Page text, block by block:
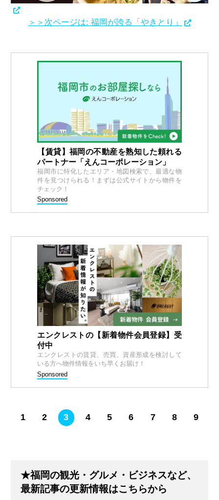
＞＞次ページは: 福岡が誇る「やきとり」
【賃貸】福岡の不動産を熟知した頼れる
パートナー「えんコーポレーション」
福岡市に特化したエリア・地図検索で、最適な物
件を見つけられる！まずは公式サイトから物件を
チェック！
Sponsored
エンクレストの【新着物件会員登録】受
付中
エンクレストの賃貸、売買、資産形成を検討して
いる方へ物件情報をいち早くお届け！
Sponsored
1 2 3 4 5 6 7 8 9
★福岡の観光・グルメ・ビジネスなど、
最新記事の更新情報はこちらから